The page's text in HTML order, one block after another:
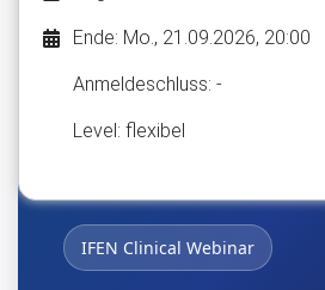
Ende: Mo., 21.09.2026, 20:00
Anmelde​schluss: -
Level: flexibel
IFEN Clinical Webinar